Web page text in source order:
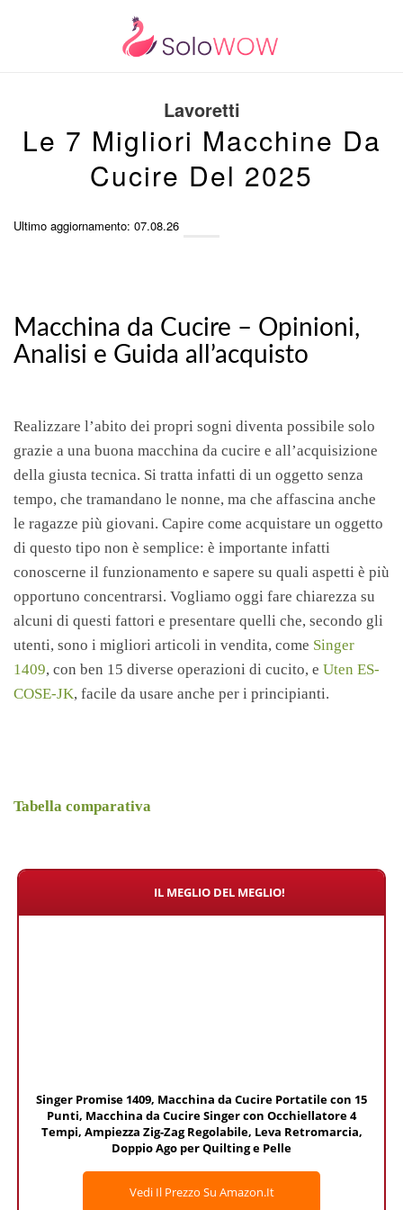
Lavoretti
Le 7 Migliori Macchine Da
Cucire Del 2025
Ultimo aggiornamento: 07.08.26
Macchina da Cucire – Opinioni,
Analisi e Guida all’acquisto
Realizzare l’abito dei propri sogni diventa possibile solo
grazie a una buona macchina da cucire e all’acquisizione
della giusta tecnica. Si tratta infatti di un oggetto senza
tempo, che tramandano le nonne, ma che affascina anche
le ragazze più giovani. Capire come acquistare un oggetto
di questo tipo non è semplice: è importante infatti
conoscerne il funzionamento e sapere su quali aspetti è più
opportuno concentrarsi. Vogliamo oggi fare chiarezza su
alcuni di questi fattori e presentare quelli che, secondo gli
utenti, sono i migliori articoli in vendita, come Singer
1409, con ben 15 diverse operazioni di cucito, e Uten ES-
COSE-JK, facile da usare anche per i principianti.
Tabella comparativa
IL MEGLIO DEL MEGLIO!
Singer Promise 1409, Macchina da Cucire Portatile con 15
Punti, Macchina da Cucire Singer con Occhiellatore 4
Tempi, Ampiezza Zig-Zag Regolabile, Leva Retromarcia,
Doppio Ago per Quilting e Pelle
Vedi Il Prezzo Su Amazon.it